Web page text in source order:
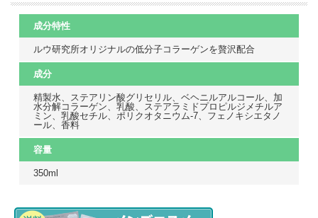
成分特性
ルウ研究所オリジナルの低分子コラーゲンを贅沢配合
成分
精製水、ステアリン酸グリセリル、ベヘニルアルコール、加
水分解コラーゲン、乳酸、ステアラミドプロピルジメチルア
ミン、乳酸セチル、ポリクオタニウム-7、フェノキシエタノ
ール、香料
容量
350ml